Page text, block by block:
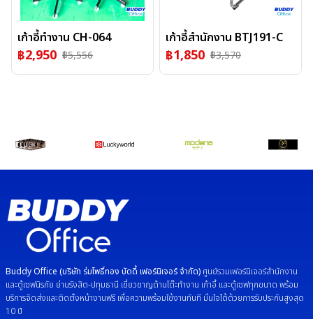
เก้าอี้ทำงาน CH-064
฿2,950 ฿5,556
เก้าอี้สำนักงาน BTJ191-C
฿1,850 ฿3,570
Buddy Office (บริษัท ร่มโพธิ์ทอง บัดดี้ เฟอร์นิเจอร์ จำกัด) ศูนย์รวมเฟอร์นิเจอร์สำนักงาน
และตู้เซฟนิรภัย ย่านรังสิต-ปทุมธานี เชี่ยวชาญด้านโต๊ะทำงาน เก้าอี้ และตู้เซฟทุกขนาด พร้อม
บริการจัดส่งและติดตั้งหน้างานฟรี เพื่อความพร้อมใช้งานทันที มั่นใจได้ด้วยการรับประกันสูงสุด
10 ปี